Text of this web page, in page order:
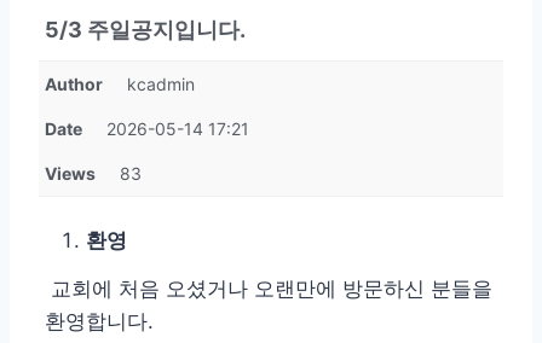
5/3 주일공지입니다.
Author kcadmin
Date 2026-05-14 17:21
Views 83
환영
교회에 처음 오셨거나 오랜만에 방문하신 분들을
환영합니다.